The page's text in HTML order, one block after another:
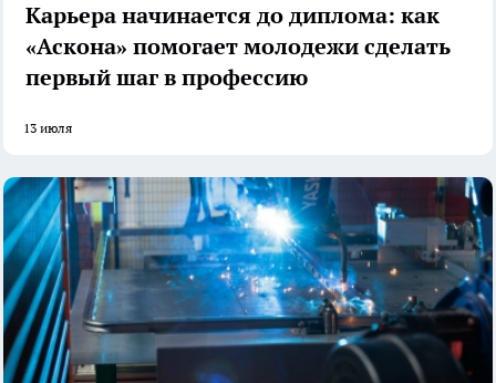
Карьера начинается до диплома: как
«Аскона» помогает молодежи сделать
первый шаг в профессию
13 июля